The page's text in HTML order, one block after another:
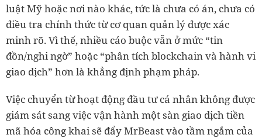
luật Mỹ hoặc nơi nào khác, tức là chưa có án, chưa có
điều tra chính thức từ cơ quan quản lý được xác
minh rõ. Vì thế, nhiều cáo buộc vẫn ở mức “tin
đồn/nghi ngờ” hoặc “phân tích blockchain và hành vi
giao dịch” hơn là khẳng định phạm pháp.
Việc chuyển từ hoạt động đầu tư cá nhân không được
giám sát sang việc vận hành một sàn giao dịch tiền
mã hóa công khai sẽ đẩy MrBeast vào tầm ngắm của